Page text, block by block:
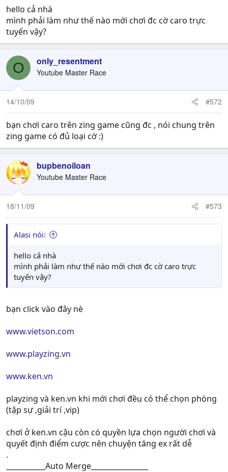
hello cả nhà
mình phải làm như thế nào mới chơi đc cờ caro trực
tuyến vậy?
O only_resentment
Youtube Master Race
14/10/09 #572
bạn chơi caro trên zing game cũng đc , nói chung trên
zing game có đủ loại cờ :)
bupbenoiloan
Youtube Master Race
18/11/09 #573
Alasi nói:
hello cả nhà
mình phải làm như thế nào mới chơi đc cờ caro trực
tuyến vậy?
bạn click vào đây nè
www.vietson.com
www.playzing.vn
www.ken.vn
playzing và ken.vn khi mới chơi đều có thể chọn phòng
(tập sự ,giải trí ,vip)
chơi ở ken.vn cậu còn có quyền lựa chọn người chơi và
quyết định điểm cược nên chuyện tăng ex rất dễ
.
___________Auto Merge________________